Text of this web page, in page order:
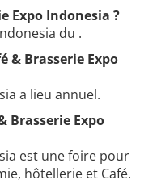
Expo Indonesia ?
du .
& Brasserie Expo
a lieu annuel.
Brasserie Expo
est une foire pour
hôtellerie et Café.